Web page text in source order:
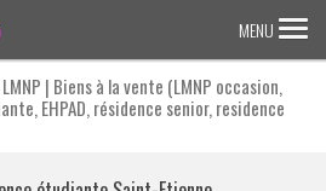
MENU
| Biens à la vente (LMNP occasion,
EHPAD, résidence senior, residence